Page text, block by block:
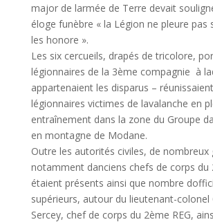
major de larmée de Terre devait
éloge funèbre « la Légion ne pleure pas
les honore ».
Les six cercueils, drapés de tricolore,
légionnaires de la 3ème compagnie  à
appartenaient les disparus –
légionnaires victimes de lavalanche en
entraînement dans la zone du Groupe
en montagne de Modane.
Outre les autorités civiles, de nombreux
notamment danciens chefs de corps du
étaient présents ainsi que nombre
supérieurs, autour du lieutenant-colonel
Sercey, chef de corps du 2ème REG,